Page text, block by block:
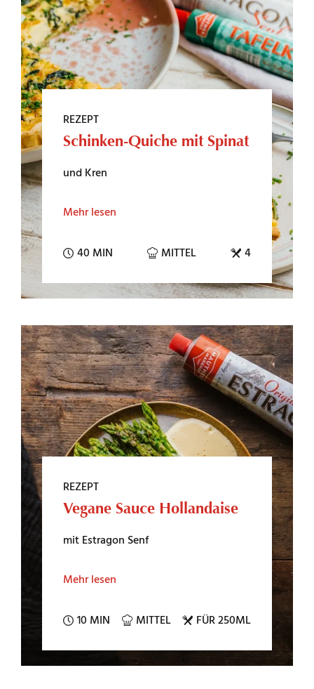
REZEPT
Schinken-Quiche mit Spinat
und Kren
Mehr lesen
40 MIN MITTEL 4
REZEPT
Vegane Sauce Hollandaise
mit Estragon Senf
Mehr lesen
10 MIN MITTEL FÜR 250ML